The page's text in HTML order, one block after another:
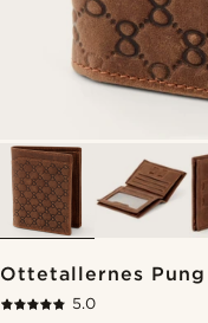
Ottetallernes Pung
5.0